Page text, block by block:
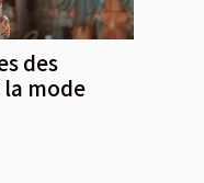
des
mode